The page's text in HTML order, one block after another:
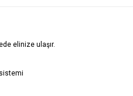
elinize ulaşır.